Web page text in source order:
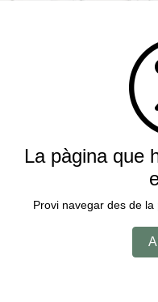
La pàgina que
Provi navegar des de